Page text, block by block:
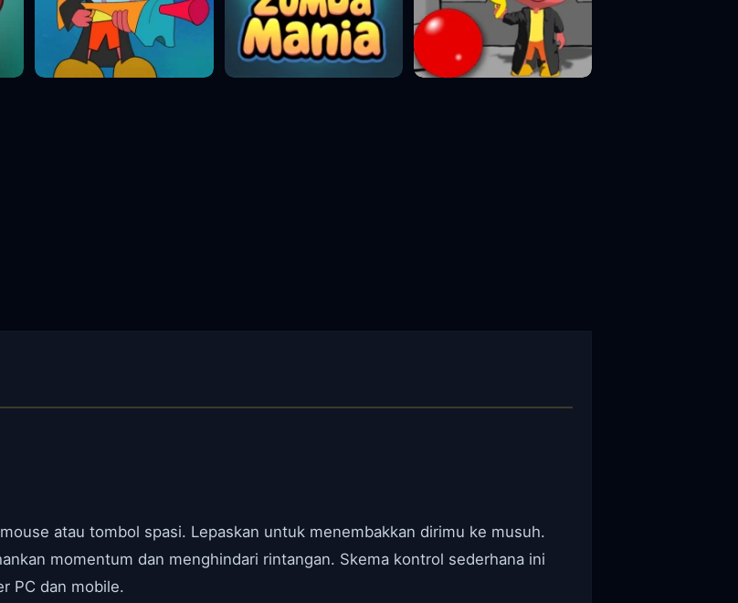
atau tombol spasi. Lepaskan untuk menembakkan dirimu ke musuh.
momentum dan menghindari rintangan. Skema kontrol sederhana ini
PC dan mobile.